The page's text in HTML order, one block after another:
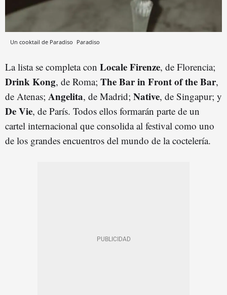
Un cooktail de Paradiso Paradiso
La lista se completa con Locale Firenze, de Florencia;
Drink Kong, de Roma; The Bar in Front of the Bar,
de Atenas; Angelita, de Madrid; Native, de Singapur; y
De Vie, de París. Todos ellos formarán parte de un
cartel internacional que consolida al festival como uno
de los grandes encuentros del mundo de la coctelería.